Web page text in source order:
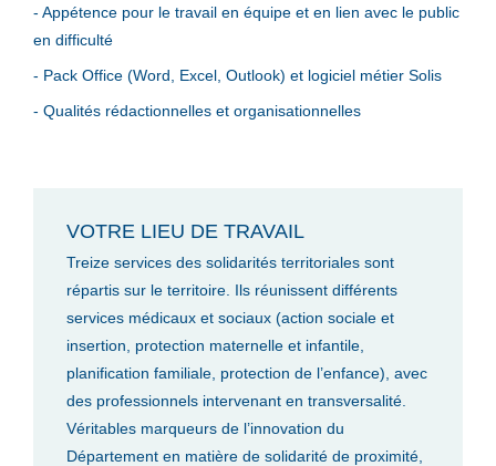
- Appétence pour le travail en équipe et en lien avec le public
en difficulté
- Pack Office (Word, Excel, Outlook) et logiciel métier Solis
- Qualités rédactionnelles et organisationnelles
VOTRE LIEU DE TRAVAIL
Treize services des solidarités territoriales sont
répartis sur le territoire. Ils réunissent différents
services médicaux et sociaux (action sociale et
insertion, protection maternelle et infantile,
planification familiale, protection de l’enfance), avec
des professionnels intervenant en transversalité.
Véritables marqueurs de l’innovation du
Département en matière de solidarité de proximité,